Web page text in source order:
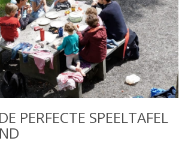
PERFECTE SPEELTAFEL